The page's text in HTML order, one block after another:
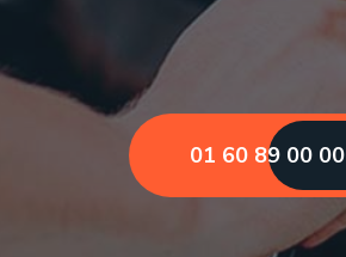
01 60 89 00 00